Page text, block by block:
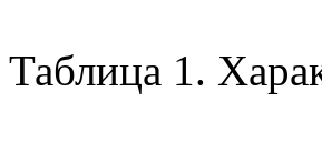
Таблица 1.